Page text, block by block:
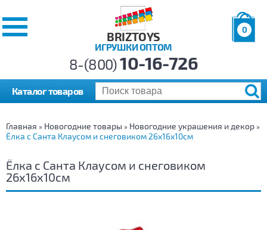
BRIZTOYS
ИГРУШКИ ОПТОМ
0
р.
8-(800)10-16-726
Каталог товаров
Главная » Новогодние товары » Новогодние украшения и декор »
Ёлка с Санта Клаусом и снеговиком 26х16х10см
Ёлка с Санта Клаусом и снеговиком
26х16х10см